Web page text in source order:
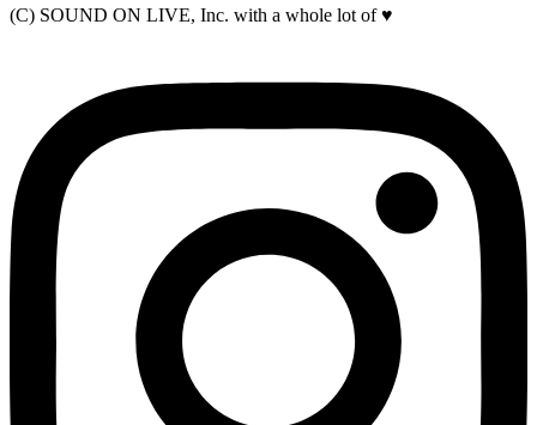
(C) SOUND ON LIVE, Inc. with a whole lot of ♥